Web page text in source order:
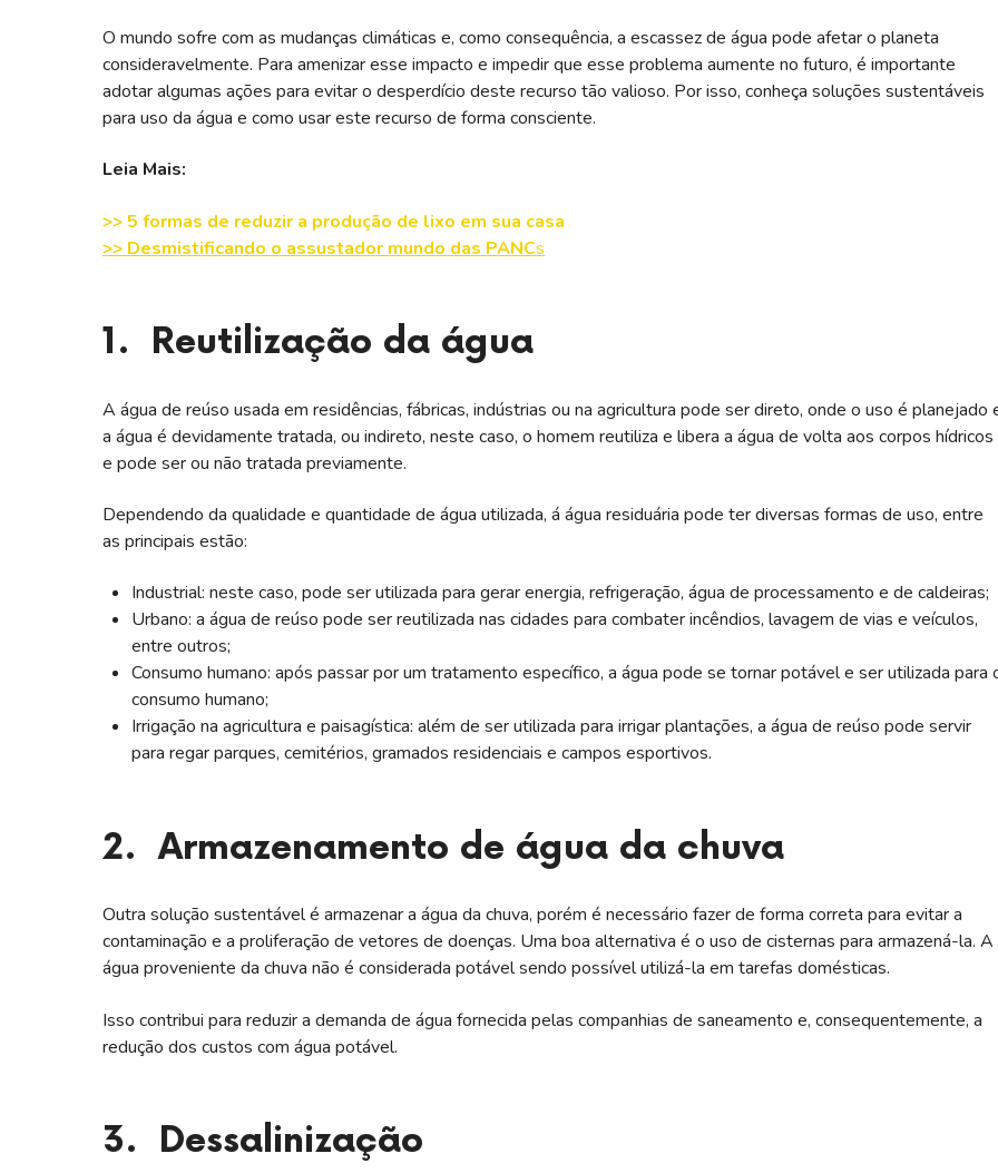
O mundo sofre com as mudanças climáticas e, como consequência, a escassez de água pode afetar o planeta
consideravelmente. Para amenizar esse impacto e impedir que esse problema aumente no futuro, é importante
adotar algumas ações para evitar o desperdício deste recurso tão valioso. Por isso, conheça soluções sustentáveis
para uso da água e como usar este recurso de forma consciente.
Leia Mais:
>> 5 formas de reduzir a produção de lixo em sua casa
>> Desmistificando o assustador mundo das PANCs
1. Reutilização da água
A água de reúso usada em residências, fábricas, indústrias ou na agricultura pode ser direto, onde o uso é planejado
a água é devidamente tratada, ou indireto, neste caso, o homem reutiliza e libera a água de volta aos corpos hídricos
e pode ser ou não tratada previamente.
Dependendo da qualidade e quantidade de água utilizada, á água residuária pode ter diversas formas de uso, entre
as principais estão:
Industrial: neste caso, pode ser utilizada para gerar energia, refrigeração, água de processamento e de caldeiras;
Urbano: a água de reúso pode ser reutilizada nas cidades para combater incêndios, lavagem de vias e veículos,
entre outros;
Consumo humano: após passar por um tratamento específico, a água pode se tornar potável e ser utilizada para
consumo humano;
Irrigação na agricultura e paisagística: além de ser utilizada para irrigar plantações, a água de reúso pode servir
para regar parques, cemitérios, gramados residenciais e campos esportivos.
2. Armazenamento de água da chuva
Outra solução sustentável é armazenar a água da chuva, porém é necessário fazer de forma correta para evitar a
contaminação e a proliferação de vetores de doenças. Uma boa alternativa é o uso de cisternas para armazená-la. A
água proveniente da chuva não é considerada potável sendo possível utilizá-la em tarefas domésticas.
Isso contribui para reduzir a demanda de água fornecida pelas companhias de saneamento e, consequentemente, a
redução dos custos com água potável.
3. Dessalinização